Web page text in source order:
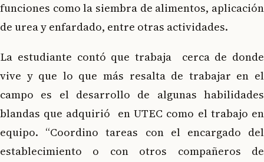
funciones como la siembra de alimentos, aplicación
de urea y enfardado, entre otras actividades.
La estudiante contó que trabaja cerca de donde
vive y que lo que más resalta de trabajar en el
campo es el desarrollo de algunas habilidades
blandas que adquirió en UTEC como el trabajo en
equipo. “Coordino tareas con el encargado del
establecimiento o con otros compañeros de